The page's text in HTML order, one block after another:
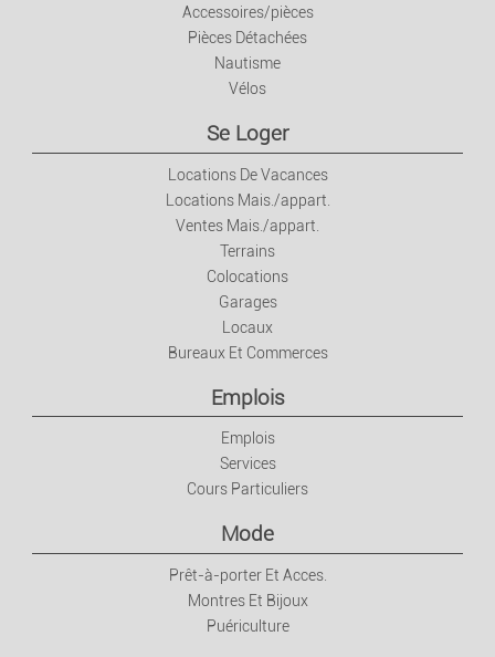
Accessoires/pièces
Pièces Détachées
Nautisme
Vélos
Se Loger
Locations De Vacances
Locations Mais./appart.
Ventes Mais./appart.
Terrains
Colocations
Garages
Locaux
Bureaux Et Commerces
Emplois
Emplois
Services
Cours Particuliers
Mode
Prêt-à-porter Et Acces.
Montres Et Bijoux
Puériculture